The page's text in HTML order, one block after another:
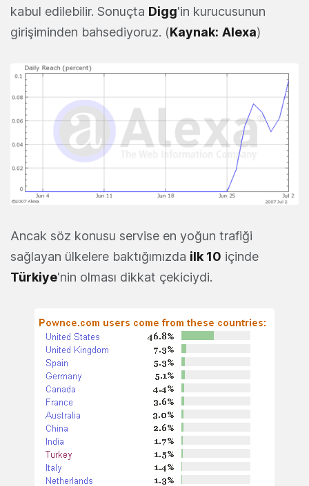
kabul edilebilir. Sonuçta Digg'in kurucusunun
girişiminden bahsediyoruz. (Kaynak: Alexa)
Ancak söz konusu servise en yoğun trafiği
sağlayan ülkelere baktığımızda ilk 10 içinde
Türkiye'nin olması dikkat çekiciydi.